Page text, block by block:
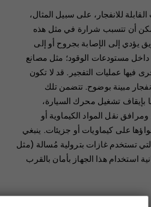
للانفجار، على سبيل المثال،
أن تتسبب شرارة في مثل هذه
يؤدي إلى الإصابة بجروح أو إلى
داخل مستودعات الوقود؛ مثل مصانع
فيها عمليات التفجير.‬ قد لا تكون
مبينة بوضوح. تتضمن تلك
بإيقاف تشغيل محرك السيارة،
نقل المواد الكيماوية أو
على كيماويات أو جزيئات. ينبغي
تستخدم غازات بترولية مُسالة (مثل
استخدام هذا الجهاز بأمان بالقرب